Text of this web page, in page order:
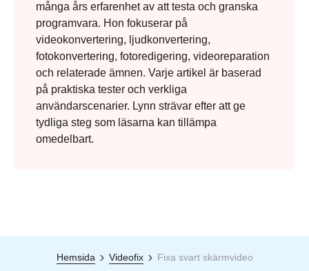
många års erfarenhet av att testa och granska
programvara. Hon fokuserar på
videokonvertering, ljudkonvertering,
fotokonvertering, fotoredigering, videoreparation
och relaterade ämnen. Varje artikel är baserad
på praktiska tester och verkliga
användarscenarier. Lynn strävar efter att ge
tydliga steg som läsarna kan tillämpa
omedelbart.
Hemsida Videofix Fixa svart skärmvideo